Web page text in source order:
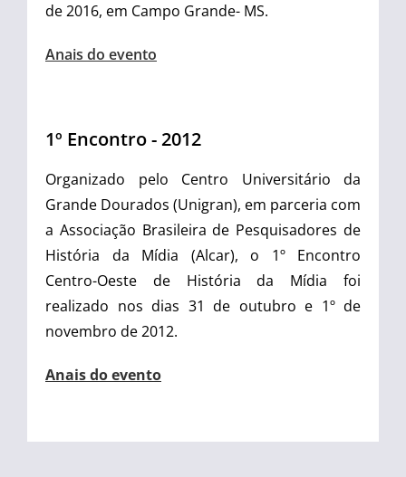
de 2016, em Campo Grande- MS.
Anais do evento
1º Encontro - 2012
Organizado pelo Centro Universitário da
Grande Dourados (Unigran), em parceria com
a Associação Brasileira de Pesquisadores de
História da Mídia (Alcar), o 1º Encontro
Centro-Oeste de História da Mídia foi
realizado nos dias 31 de outubro e 1º de
novembro de 2012.
Anais do evento